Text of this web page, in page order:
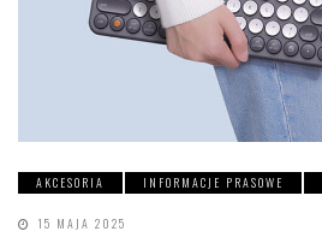
AKCESORIA INFORMACJE PRASOWE
15 MAJA 2025